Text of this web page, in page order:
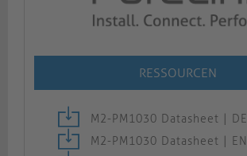
RESSOURCEN
M2-PM1030 Datasheet | DE
M2-PM1030 Datasheet | EN